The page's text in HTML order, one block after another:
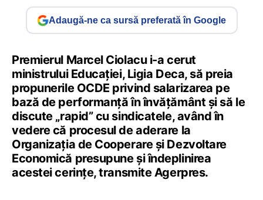
Adaugă-ne ca sursă preferată în Google
Premierul Marcel Ciolacu i-a cerut
ministrului Educaţiei, Ligia Deca, să preia
propunerile OCDE privind salarizarea pe
bază de performanţă în învăţământ şi să le
discute „rapid” cu sindicatele, având în
vedere că procesul de aderare la
Organizaţia de Cooperare şi Dezvoltare
Economică presupune şi îndeplinirea
acestei cerinţe, transmite Agerpres.